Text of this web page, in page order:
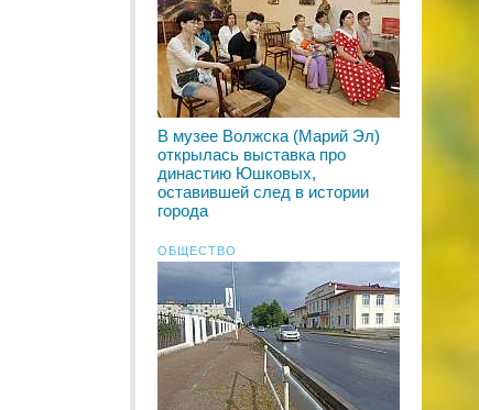
В музее Волжска (Марий Эл)
открылась выставка про
династию Юшковых,
оставившей след в истории
города
ОБЩЕСТВО